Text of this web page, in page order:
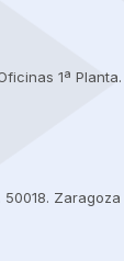
1ª
Zaragoza